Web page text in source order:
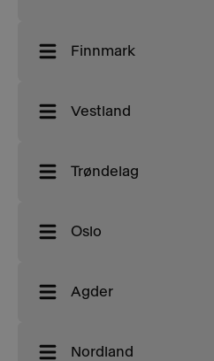
Finnmark
Vestland
Trøndelag
Oslo
Agder
Nordland